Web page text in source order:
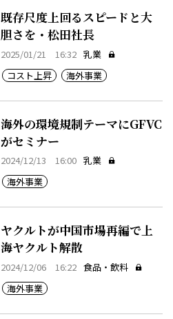
既存尺度上回るスピードと大
胆さを・松田社長
2025/01/21 16:32 乳業
コスト上昇
海外事業
海外の環境規制テーマにGFVC
がセミナー
2024/12/13 16:00 乳業
海外事業
ヤクルトが中国市場再編で上
海ヤクルト解散
2024/12/06 16:22 食品・飲料
海外事業